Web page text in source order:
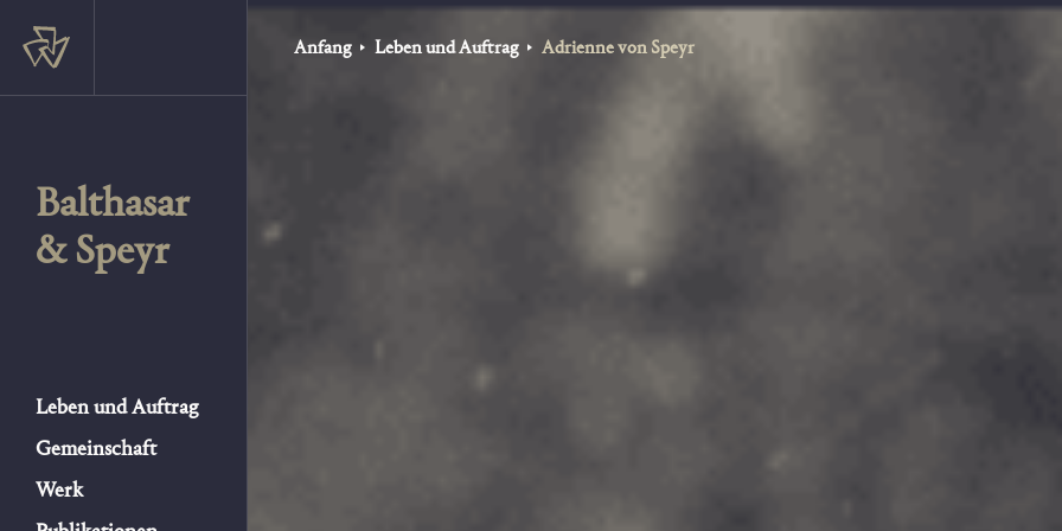
Balthasar
& Speyr
Leben und Auftrag
Gemeinschaft
Werk
Anfang Leben und Auftrag Adrienne von Speyr